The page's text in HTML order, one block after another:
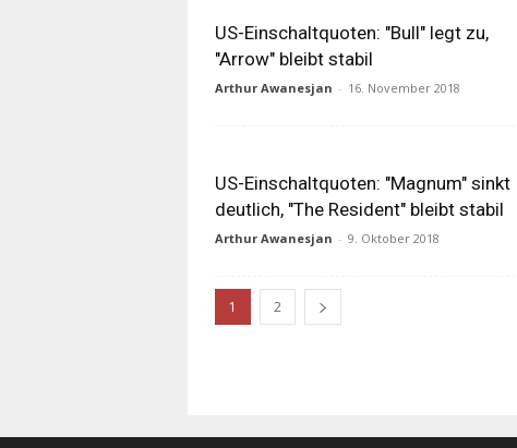
US-Einschaltquoten: "Bull" legt zu,
"Arrow" bleibt stabil
Arthur Awanesjan - 16. November 2018
US-Einschaltquoten: "Magnum" sinkt
deutlich, "The Resident" bleibt stabil
Arthur Awanesjan - 9. Oktober 2018
1 2